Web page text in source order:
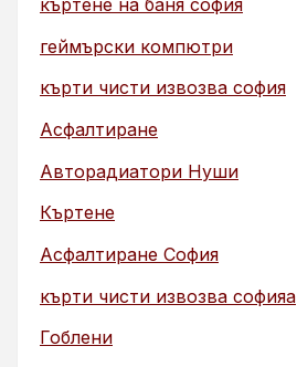
къртене на баня софия
геймърски компютри
кърти чисти извозва софия
Асфалтиране
Авторадиатори Нуши
Къртене
Асфалтиране София
кърти чисти извозва софияа
Гоблени